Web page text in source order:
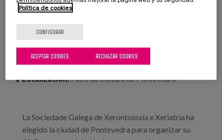
Fecha:
Tipo:Congreso
Línea de conocimiento:
Localización:Pazo da Cultura de Pontevedra
La Sociedade Galega de Xerontoloxía e Xeriatría ha
elegido la ciudad de Pontevedra para organizar su
Política de cookies
CONFIGURAR
RECHAZAR COOKIES
ACEPTAR COOKIES